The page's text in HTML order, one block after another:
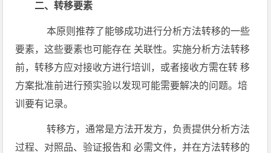
二、转移要素
本原则推荐了能够成功进行分析方法转移的一些
要素，这些要素也可能存在 关联性。实施分析方法转移
前，转移方应对接收方进行培训，或者接收方需在转 移
方案批准前进行预实验以发现可能需要解决的问题。培
训要有记录。
转移方，通常是方法开发方，负责提供分析方法
过程、对照品、验证报告和 必需文件，并在方法转移的